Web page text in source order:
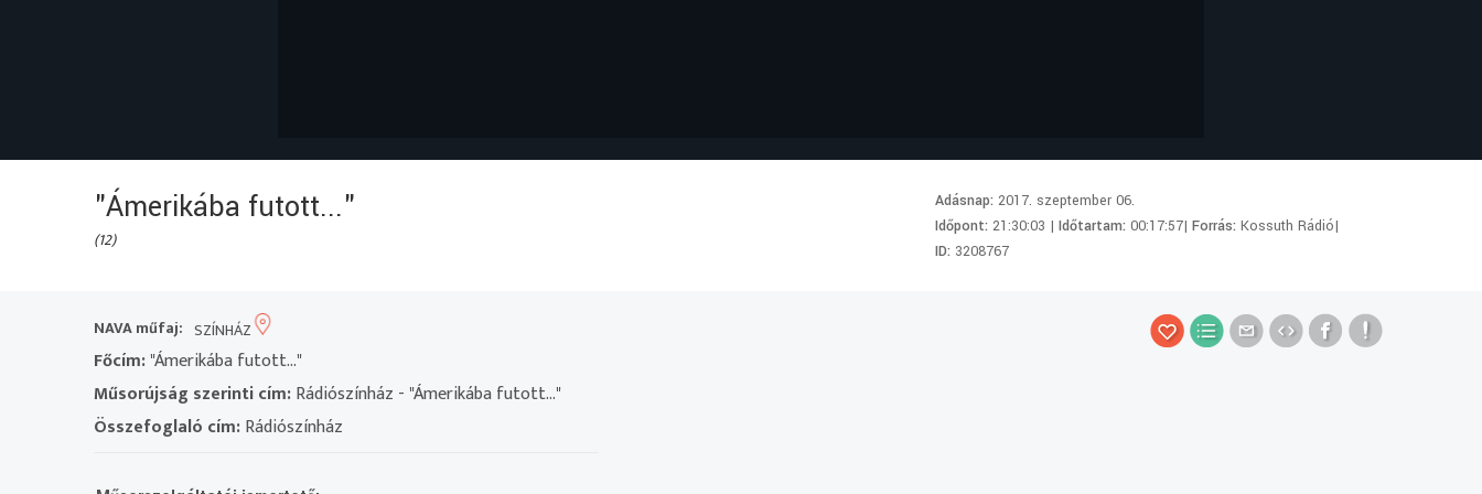
"Ámerikába futott..."
(12)
Adásnap:2017. szeptember 06.
Időpont:21:30:03 |Időtartam:00:17:57|Forrás:Kossuth Rádió|
ID: 3208767
NAVA műfaj: SZÍNHÁZ
Főcím:"Ámerikába futott..."
Műsorújság szerinti cím:Rádiószínház - "Ámerikába futott..."
Összefoglaló cím:Rádiószínház